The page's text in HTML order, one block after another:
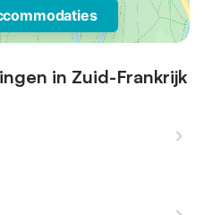
in Zuid-Frankrijk